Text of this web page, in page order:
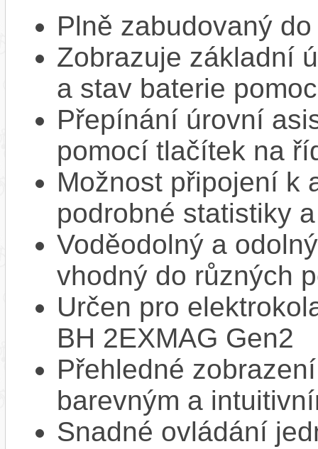
Plně zabudovaný
Zobrazuje základní
a stav baterie
Přepínání úrovní
pomocí tlačítek na
Možnost připojení k
podrobné statistiky
Voděodolný a
vhodný do různých
Určen pro
BH 2EXMAG Gen2
Přehledné
barevným a
Snadné ovládání